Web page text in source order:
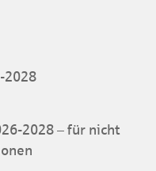
2028
2028 – für nicht